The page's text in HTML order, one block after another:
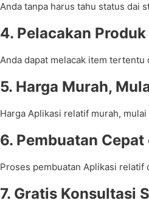
Anda tanpa harus tahu status dai
4. Pelacakan Produk
Anda dapat melacak item
5. Harga Murah,
Harga Aplikasi relatif murah,
6. Pembuatan
Proses pembuatan Aplikasi
7. Gratis Konsultasi